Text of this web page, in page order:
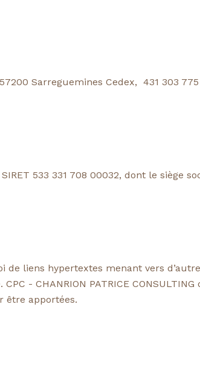
57200 Sarreguemines Cedex, 431 303
533 331 708 00032, dont le siège
de liens hypertextes menant vers
CPC - CHANRION PATRICE
être apportées.